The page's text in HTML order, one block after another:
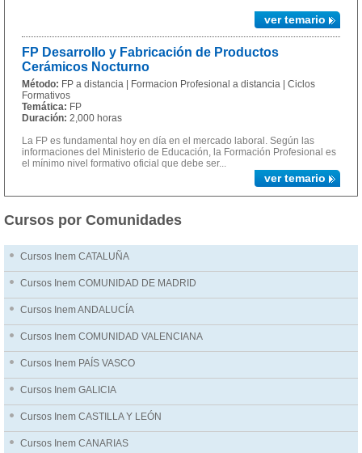
ver temario
FP Desarrollo y Fabricación de Productos
Cerámicos Nocturno
Método: FP a distancia | Formacion Profesional a distancia | Ciclos
Formativos
Temática: FP
Duración: 2,000 horas
La FP es fundamental hoy en día en el mercado laboral. Según las
informaciones del Ministerio de Educación, la Formación Profesional es
el mínimo nivel formativo oficial que debe ser...
ver temario
Cursos por Comunidades
Cursos Inem CATALUÑA
Cursos Inem COMUNIDAD DE MADRID
Cursos Inem ANDALUCÍA
Cursos Inem COMUNIDAD VALENCIANA
Cursos Inem PAÍS VASCO
Cursos Inem GALICIA
Cursos Inem CASTILLA Y LEÓN
Cursos Inem CANARIAS